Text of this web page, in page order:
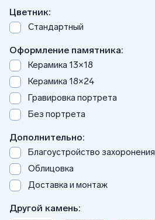
Цветник:
Стандартный
Оформление памятника:
Керамика 13×18
Керамика 18×24
Гравировка портрета
Без портрета
Дополнительно:
Благоустройство захоронения
Облицовка
Доставка и монтаж
Другой камень: